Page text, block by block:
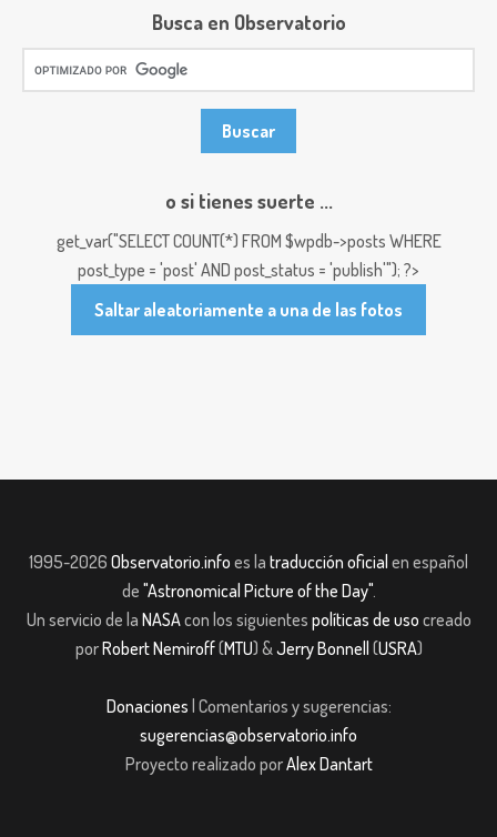
Busca en Observatorio
o si tienes suerte ...
get_var("SELECT COUNT(*) FROM $wpdb->posts WHERE
post_type = 'post' AND post_status = 'publish'"); ?>
Saltar aleatoriamente a una de las fotos
1995-2026 Observatorio.info es la traducción oficial en español
de "Astronomical Picture of the Day".
Un servicio de la NASAcon los siguientes políticas de uso creado
porRobert Nemiroff(MTU) &Jerry Bonnell (USRA)
Donaciones | Comentarios y sugerencias:
sugerencias@observatorio.info
Proyecto realizado porAlex Dantart